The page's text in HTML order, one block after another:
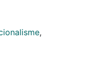
este sentido, resulta
2012 ha sido un
el primer año
parte de la
,